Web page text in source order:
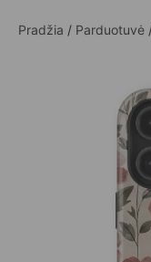
Pradžia / Parduotuvė